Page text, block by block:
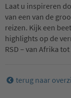
Laat u inspireren
van een van de
reizen. Kijk een
highlights op de
RSD – van Afrika
terug naar